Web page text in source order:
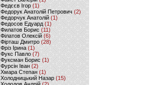
Федєєв Ігор (1)
Федорук Анатолій Петрович (2)
Федорчук Анатолій (1)
Федосов Едуард (1)
Филатов Борис (11)
Філатов Олексій (6)
Фірташ Дмитро (28)
Фріз Ірина (1)
Фукс Павло (7)
Фуксман Борис (1)
Фурсін Іван (2)
Хмара Степан(1)
Холодницький Назар(15)